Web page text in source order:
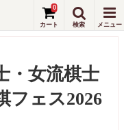
0
・女流棋士
ェス2026